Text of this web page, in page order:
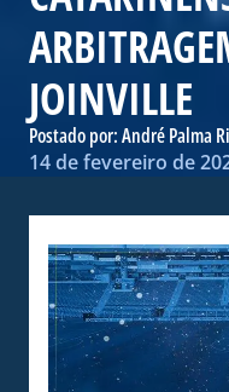
JOINVILLE
Postado por:André Palma
14 de fevereiro de